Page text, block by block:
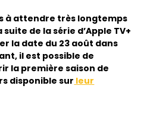
à attendre très longtemps
de la série d’Apple TV+
la date du 23 août dans
il est possible de
la première saison de
disponible sur leur